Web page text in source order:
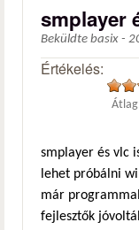
smplayer
Beküldte basix -
Értékelés:
smplayer és vlc
lehet próbálni
már
fejlesztők